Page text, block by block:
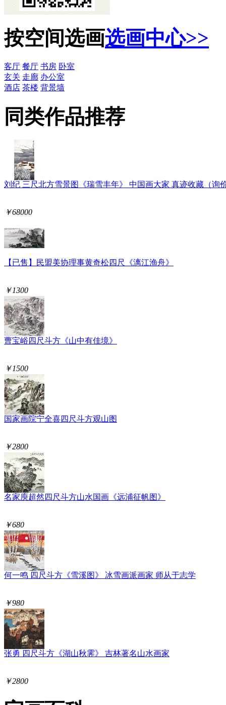
按空间选画选画中心>>
客厅 餐厅 书房 卧室
玄关 走廊 办公室
酒店 茶楼 背景墙
同类作品推荐
刘纪 三尺北方雪景图《瑞雪丰年》 中国画大家 真迹收藏（询
￥68000
【已售】民盟美协理事黄奇松四尺《漓江渔舟》
￥1300
曹宝峪四尺斗方《山中有佳境》
￥1500
国家画院宁全喜四尺斗方观山图
￥2800
名家庾超然四尺斗方山水国画《远浦征帆图》
￥680
何一鸣 四尺斗方《雪溪图》 冰雪画派画家 师从于志学
￥980
张勇 四尺斗方《湖山秋霁》 吉林著名山水画家
￥2800